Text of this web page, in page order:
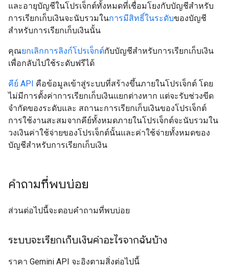
และอายุบัญชีในโปรเจ็กต์ทั้งหมดที่เชื่อมโยงกับบัญชีสำหรับ
การเรียกเก็บเงินจะนับรวมในการมีสิทธิ์ในระดับของบัญชี
สำหรับการเรียกเก็บเงินนั้น
คุณยกเลิกการลิงก์โปรเจ็กต์กับบัญชีสำหรับการเรียกเก็บเงิน
เพื่อกลับไปใช้ระดับฟรีได้
คีย์ API คือข้อมูลเข้าสู่ระบบที่สร้างขึ้นภายในโปรเจ็กต์ โดย
ไม่มีการตั้งค่าการเรียกเก็บเงินแยกต่างหาก แต่จะรับช่วงขีด
จำกัดของระดับและ สถานะการเรียกเก็บเงินของโปรเจ็กต์
การใช้งานสะสมจากคีย์ทั้งหมดภายในโปรเจ็กต์จะนับรวมใน
วงเงินค่าใช้จ่ายของโปรเจ็กต์นั้นและค่าใช้จ่ายทั้งหมดของ
บัญชีสำหรับการเรียกเก็บเงิน
คำถามที่พบบ่อย
ส่วนต่อไปนี้จะตอบคำถามที่พบบ่อย
ระบบจะเรียกเก็บเงินค่าอะไรจากฉันบ้าง
ราคา Gemini API จะอิงตามสิ่งต่อไปนี้